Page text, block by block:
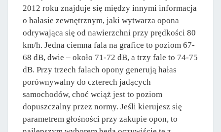
2012 roku znajduje się między innymi informacja
o hałasie zewnętrznym, jaki wytwarza opona
odrywająca się od nawierzchni przy prędkości 80
km/h. Jedna ciemna fala na grafice to poziom 67-
68 dB, dwie – około 71-72 dB, a trzy fale to 74-75
dB. Przy trzech falach opony generują hałas
porównywalny do czterech jadących
samochodów, choć wciąż jest to poziom
dopuszczalny przez normy. Jeśli kierujesz się
parametrem głośności przy zakupie opon, to